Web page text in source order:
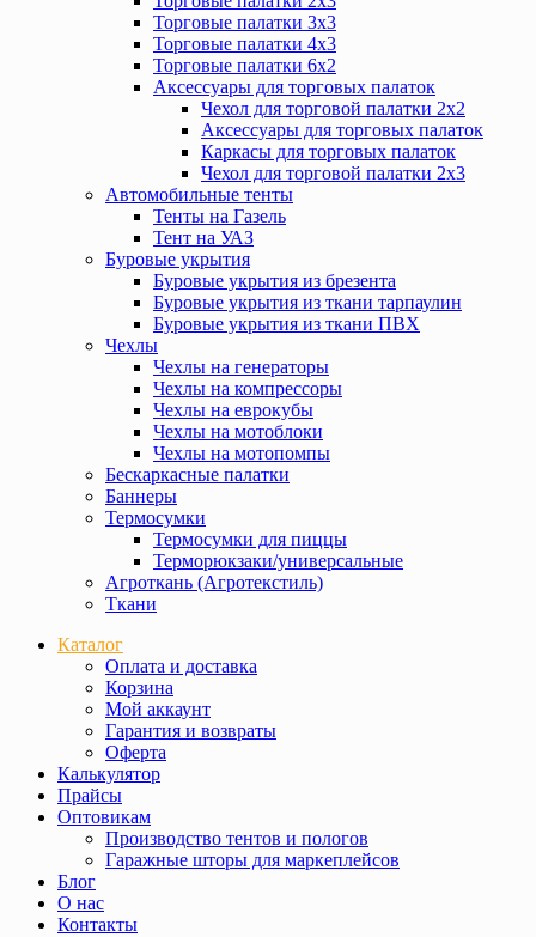
Торговые палатки 3х3
Торговые палатки 4х3
Торговые палатки 6х2
Аксессуары для торговых палаток
Чехол для торговой палатки 2х2
Аксессуары для торговых палаток
Каркасы для торговых палаток
Чехол для торговой палатки 2х3
Автомобильные тенты
Тенты на Газель
Тент на УАЗ
Буровые укрытия
Буровые укрытия из брезента
Буровые укрытия из ткани тарпаулин
Буровые укрытия из ткани ПВХ
Чехлы
Чехлы на генераторы
Чехлы на компрессоры
Чехлы на еврокубы
Чехлы на мотоблоки
Чехлы на мотопомпы
Бескаркасные палатки
Баннеры
Термосумки
Термосумки для пиццы
Терморюкзаки/универсальные
Агроткань (Агротекстиль)
Ткани
Каталог
Оплата и доставка
Корзина
Мой аккаунт
Гарантия и возвраты
Оферта
Калькулятор
Прайсы
Оптовикам
Производство тентов и пологов
Гаражные шторы для маркеплейсов
Блог
О нас
Контакты